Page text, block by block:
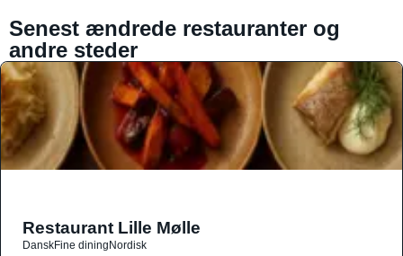
Senest ændrede restauranter og
andre steder
Restaurant Lille Mølle
DanskFine diningNordisk